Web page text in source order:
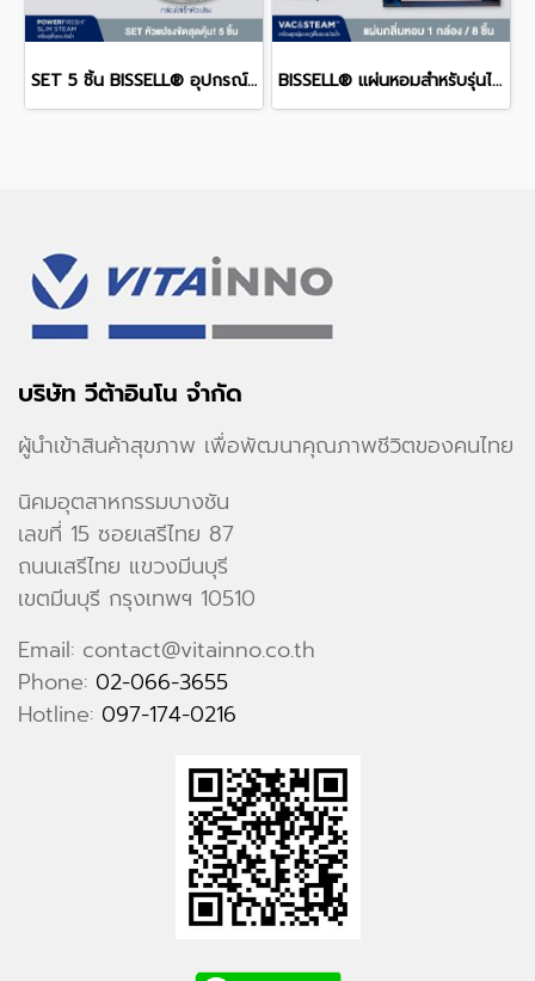
SET 5 ชิ้น BISSELL® อุปกรณ์เสริม สำหรับรุ่น POWERFRESH BISSELL® แผ่นหอมสำหรับรุ่นไอน้ำ STEAM CLEANING SCENT DISCS (8 PCS/BOX)
บริษัท วีต้าอินโน จำกัด
ผู้นำเข้าสินค้าสุขภาพ เพื่อพัฒนาคุณภาพชีวิตของคนไทย
นิคมอุตสาหกรรมบางชัน
เลขที่ 15 ซอยเสรีไทย 87
ถนนเสรีไทย แขวงมีนบุรี
เขตมีนบุรี กรุงเทพฯ 10510
Email: contact@vitainno.co.th
Phone: 02-066-3655
Hotline: 097-174-0216